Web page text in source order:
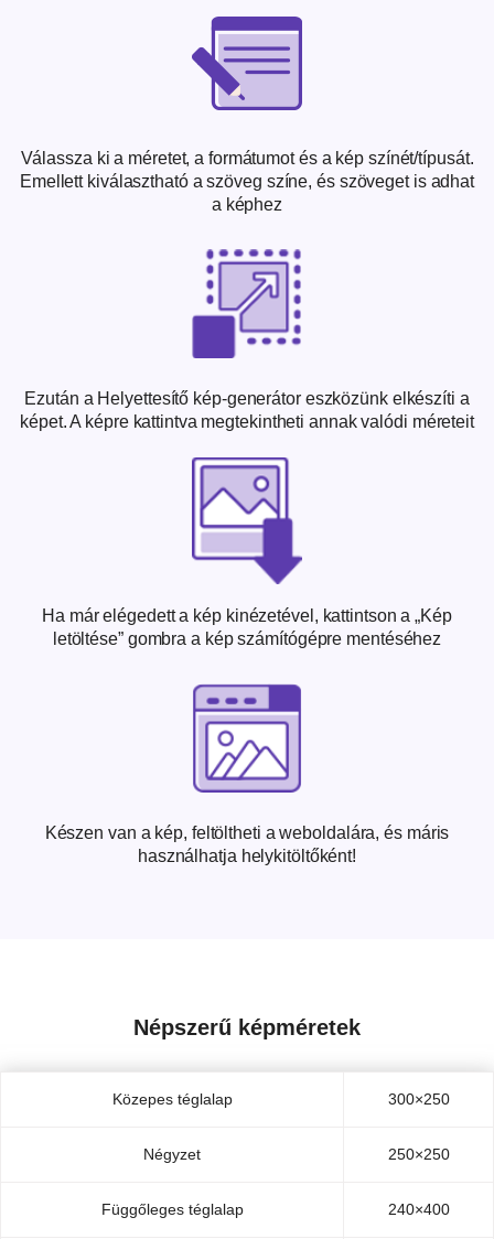
Válassza ki a méretet, a formátumot és a kép színét/típusát.
Emellett kiválasztható a szöveg színe, és szöveget is adhat
a képhez
Ezután a Helyettesítő kép-generátor eszközünk elkészíti a
képet. A képre kattintva megtekintheti annak valódi méreteit
Ha már elégedett a kép kinézetével, kattintson a „Kép
letöltése” gombra a kép számítógépre mentéséhez
Készen van a kép, feltöltheti a weboldalára, és máris
használhatja helykitöltőként!
Népszerű képméretek
Közepes téglalap 300×250
Négyzet 250×250
Függőleges téglalap 240×400